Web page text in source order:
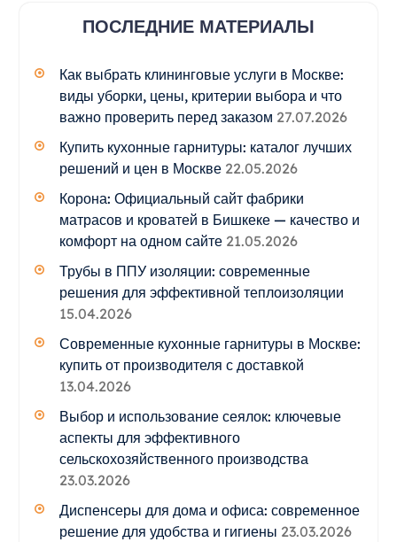
ПОСЛЕДНИЕ МАТЕРИАЛЫ
Как выбрать клининговые услуги в Москве:
виды уборки, цены, критерии выбора и что
важно проверить перед заказом 27.07.2026
Купить кухонные гарнитуры: каталог лучших
решений и цен в Москве 22.05.2026
Корона: Официальный сайт фабрики
матрасов и кроватей в Бишкеке — качество и
комфорт на одном сайте 21.05.2026
Трубы в ППУ изоляции: современные
решения для эффективной теплоизоляции
15.04.2026
Современные кухонные гарнитуры в Москве:
купить от производителя с доставкой
13.04.2026
Выбор и использование сеялок: ключевые
аспекты для эффективного
сельскохозяйственного производства
23.03.2026
Диспенсеры для дома и офиса: современное
решение для удобства и гигиены 23.03.2026